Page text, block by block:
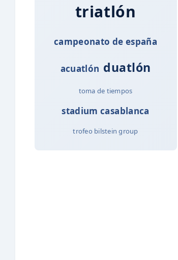
triatlón
campeonato de españa
acuatlón duatlón
toma de tiempos
stadium casablanca
trofeo bilstein group